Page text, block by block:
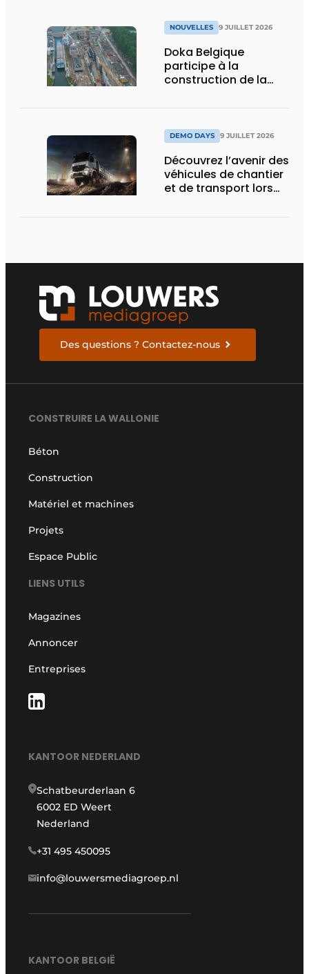
NOUVELLES 9 JUILLET 2026
Doka Belgique
participe à la
construction de la
DEMO DAYS 9 JUILLET 2026
Découvrez l’avenir des
véhicules de chantier
et de transport lors
Des questions ? Contactez-nous
CONSTRUIRE LA WALLONIE
Béton
Construction
Matériel et machines
Projets
Espace Public
LIENS UTILS
Magazines
Annoncer
Entreprises
KANTOOR NEDERLAND
Schatbeurderlaan 6
6002 ED Weert
Nederland
+31 495 450095
info@louwersmediagroep.nl
KANTOOR BELGIË